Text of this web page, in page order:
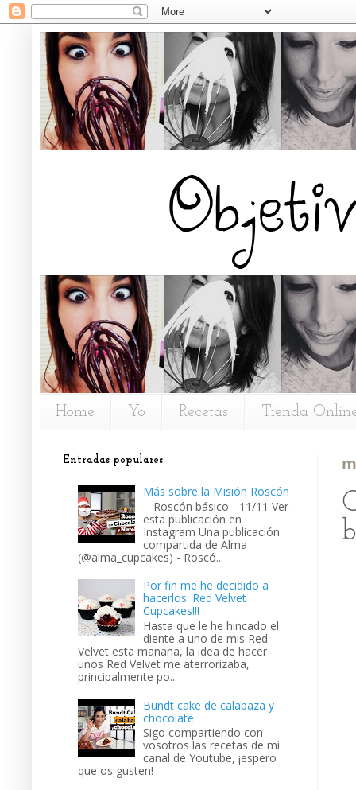
Home Yo Recetas Tienda
Entradas populares
Más sobre la Misión Roscón
- Roscón básico - 11/11 Ver
esta publicación en
Instagram Una publicación
compartida de Alma
(@alma_cupcakes) - Roscó...
Por fin me he decidido a
hacerlos: Red Velvet
Cupcakes!!!
Hasta que le he hincado el
diente a uno de mis Red
Velvet esta mañana, la idea de hacer
unos Red Velvet me aterrorizaba,
principalmente po...
Bundt cake de calabaza y
chocolate
Sigo compartiendo con
vosotros las recetas de mi
canal de Youtube, ¡espero
que os gusten!